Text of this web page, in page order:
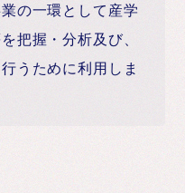
の一環として産学
把握・分析及び、
うために利用しま